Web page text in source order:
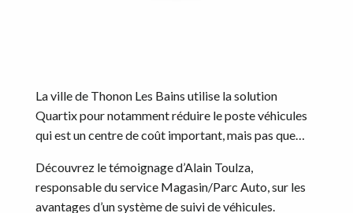
La ville de Thonon Les Bains utilise la solution
Quartix pour notamment réduire le poste véhicules
qui est un centre de coût important, mais pas que…
Découvrez le témoignage d’Alain Toulza,
responsable du service Magasin/Parc Auto, sur les
avantages d’un système de suivi de véhicules.